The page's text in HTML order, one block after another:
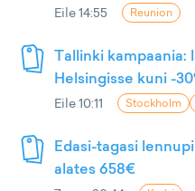
Eile 14:55 Reunion
Tallinki kampaania:
Helsingisse kuni -
Eile 10:11 Stockholm
Edasi-tagasi
alates 658€